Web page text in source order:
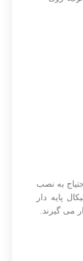
به نصب
پایه دار
می گیرند.